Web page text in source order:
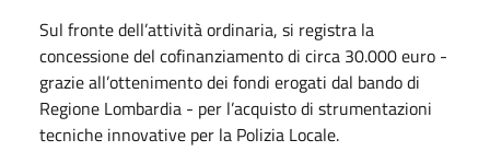
Sul fronte dell’attività ordinaria, si registra la
concessione del cofinanziamento di circa 30.000 euro -
grazie all’ottenimento dei fondi erogati dal bando di
Regione Lombardia - per l’acquisto di strumentazioni
tecniche innovative per la Polizia Locale.